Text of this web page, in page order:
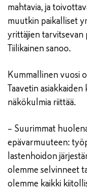
mahtavia, ja
muutkin paikalliset
yrittäjien tarvitsevan
Tiilikainen sanoo.
Kummallinen vuosi
Taavetin
näkökulmia riittää.
– Suurimmat
epävarmuuteen:
lastenhoidon
olemme selvinneet
olemme kaikki